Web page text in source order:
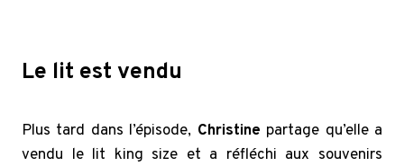
Le lit est vendu
Plus tard dans l’épisode, Christine partage qu’elle a
vendu le lit king size et a réfléchi aux souvenirs